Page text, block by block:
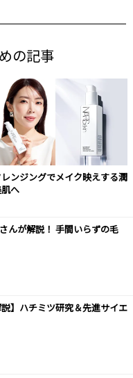
の記事
ンジングでメイク映えする潤
へ
んが解説！ 手間いらずの毛
説】ハチミツ研究＆先進サイエ